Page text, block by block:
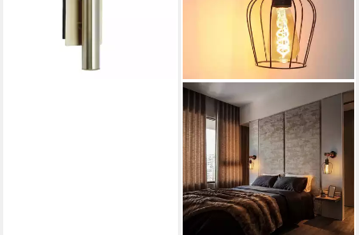
lieferbar - in 9-11 Werktagen bei